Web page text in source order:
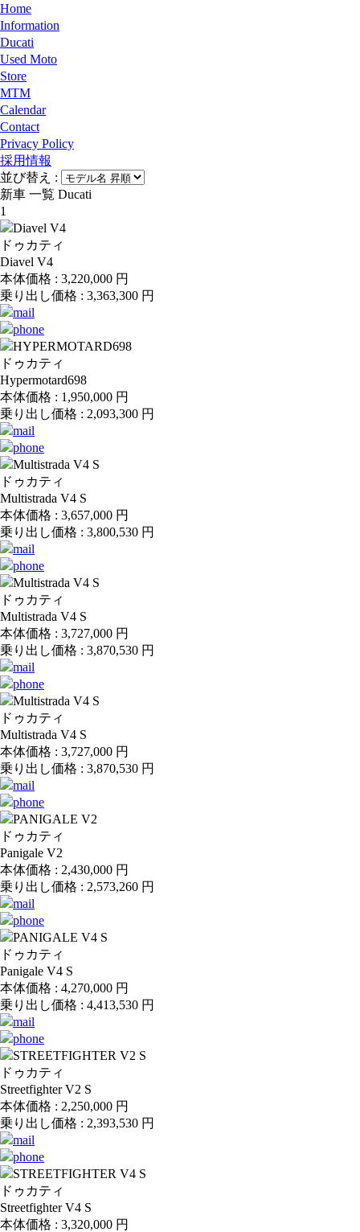
Home
Information
Ducati
Used Moto
Store
MTM
Calendar
Contact
Privacy Policy
採用情報
並び替え :
新車 一覧 Ducati
1
ドゥカティ
Diavel V4
本体価格 : 3,220,000 円
乗り出し価格 : 3,363,300 円
ドゥカティ
Hypermotard698
本体価格 : 1,950,000 円
乗り出し価格 : 2,093,300 円
ドゥカティ
Multistrada V4 S
本体価格 : 3,657,000 円
乗り出し価格 : 3,800,530 円
ドゥカティ
Multistrada V4 S
本体価格 : 3,727,000 円
乗り出し価格 : 3,870,530 円
ドゥカティ
Multistrada V4 S
本体価格 : 3,727,000 円
乗り出し価格 : 3,870,530 円
ドゥカティ
Panigale V2
本体価格 : 2,430,000 円
乗り出し価格 : 2,573,260 円
ドゥカティ
Panigale V4 S
本体価格 : 4,270,000 円
乗り出し価格 : 4,413,530 円
ドゥカティ
Streetfighter V2 S
本体価格 : 2,250,000 円
乗り出し価格 : 2,393,530 円
ドゥカティ
Streetfighter V4 S
本体価格 : 3,320,000 円